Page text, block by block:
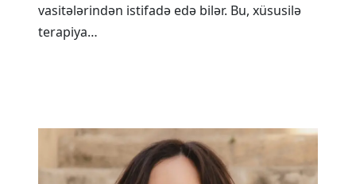
vasitələrindən istifadə edə bilər. Bu, xüsusilə
terapiya…